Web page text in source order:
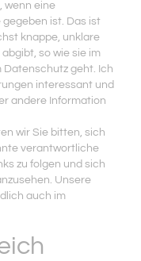
wenn eine
ist. Das ist
knappe, unklare
so wie sie im
Datenschutz geht. Ich
interessant und
andere Information
wir Sie bitten, sich
verantwortliche
zu folgen und sich
Unsere
auch im